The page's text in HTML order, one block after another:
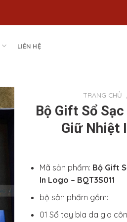
LIÊN HỆ
TRANG CHỦ
Bộ Gift Sổ
Giữ Nhiệt
Mã sản phẩm: Bộ Gift
In Logo – BQT3S011
bộ sản phẩm gồm:
01 Sổ tay bìa da gia